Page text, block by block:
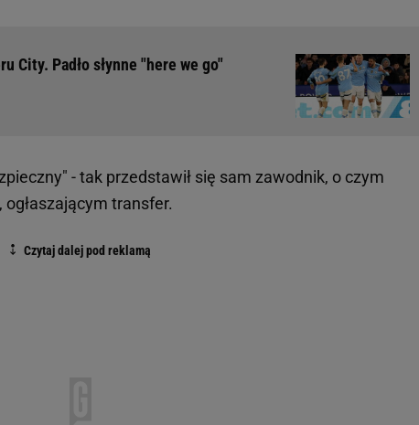
City. Padło słynne "here we go"
- tak przedstawił się sam zawodnik, o czym
transfer.